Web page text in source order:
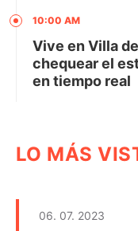
10:00 AM
Vive en Villa
chequear el
en tiempo real
LO MÁS
06. 07. 2023